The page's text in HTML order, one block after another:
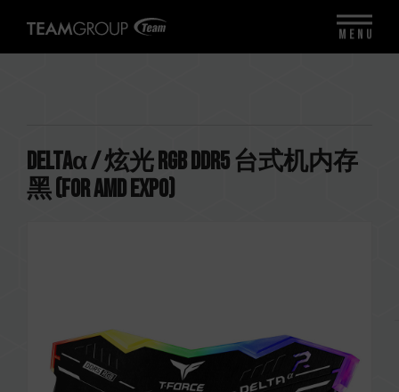
DELTAα / 炫光 RGB DDR5 台式机内存
黑 (FOR AMD EXPO)
MENU